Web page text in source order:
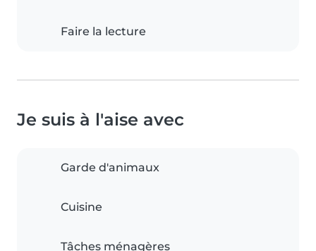
Faire la lecture
Je suis à l'aise avec
Garde d'animaux
Cuisine
Tâches ménagères